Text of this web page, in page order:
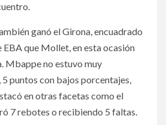
ganó el Girona, encuadrado
EBA que Mollet, en esta ocasión
Mbappe no estuvo muy
puntos con bajos porcentajes,
en otras facetas como el
7 rebotes o recibiendo 5 faltas.